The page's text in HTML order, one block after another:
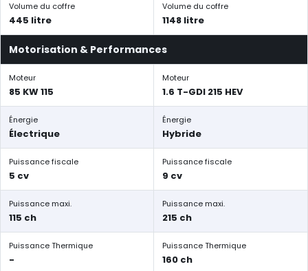
Volume du coffre
445 litre
Volume du coffre
1148 litre
Motorisation & Performances
Moteur
85 KW 115
Moteur
1.6 T-GDI 215 HEV
Énergie
Électrique
Énergie
Hybride
Puissance fiscale
5 cv
Puissance fiscale
9 cv
Puissance maxi.
115 ch
Puissance maxi.
215 ch
Puissance Thermique
-
Puissance Thermique
160 ch